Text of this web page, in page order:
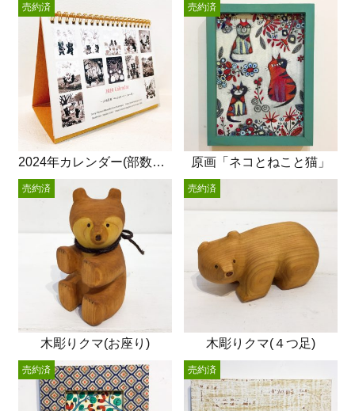
2024年カレンダー(部数限定)
売約済
原画「ネコとねこと猫」
売約済
木彫りクマ(お座り)
売約済
木彫りクマ(４つ足)
売約済
売約済 売約済